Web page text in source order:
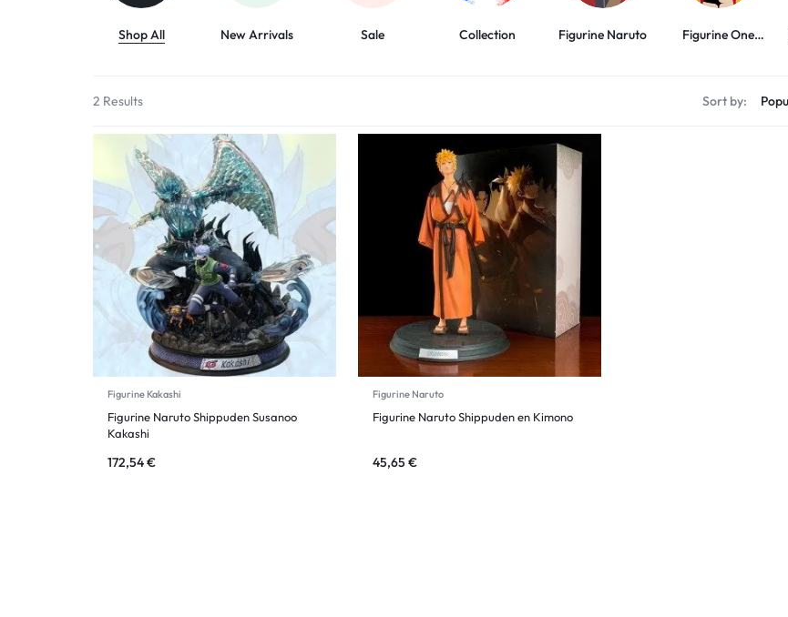
Shop All New Arrivals Sale Collection Figurine Naruto
Figurine One
2 Results Sort by:
Figurine Kakashi
Figurine Naruto Shippuden Susanoo
Kakashi
172,54€
Figurine Naruto
Figurine Naruto Shippuden en Kimono
45,65 €